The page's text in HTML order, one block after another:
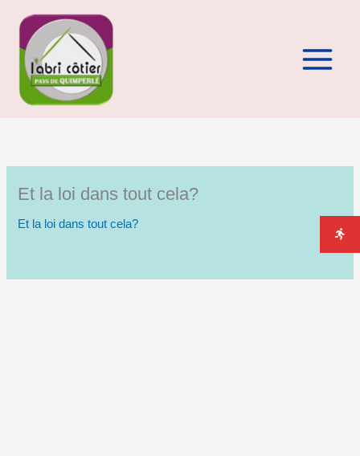
contenu
Et la loi dans tout cela?
Et la loi dans tout cela?